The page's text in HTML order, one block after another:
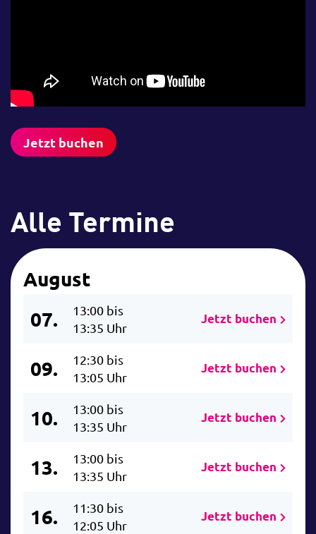
Jetzt buchen
Alle Termine
August
07.
13:00 bis
13:35 Uhr
Jetzt buchen
09.
12:30 bis
13:05 Uhr
Jetzt buchen
10.
13:00 bis
13:35 Uhr
Jetzt buchen
13.
13:00 bis
13:35 Uhr
Jetzt buchen
16.
11:30 bis
12:05 Uhr
Jetzt buchen